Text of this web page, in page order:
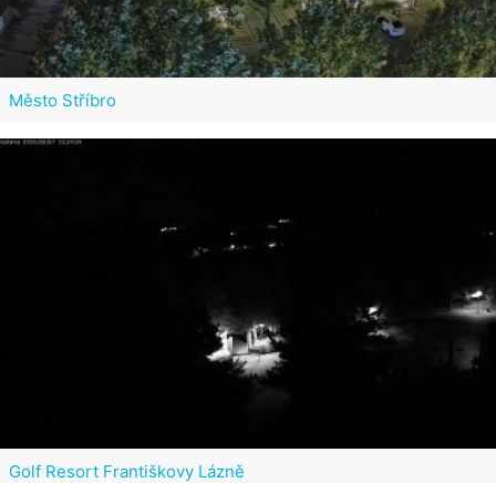
Město Stříbro
Golf Resort Františkovy Lázně